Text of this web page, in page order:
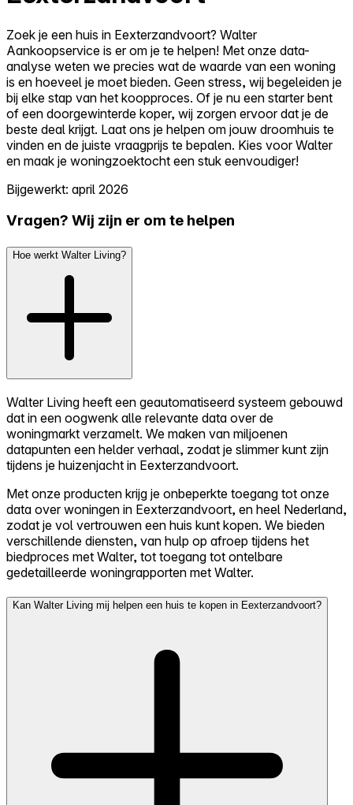
Zoek je een huis in Eexterzandvoort? Walter
Aankoopservice is er om je te helpen! Met onze data-
analyse weten we precies wat de waarde van een woning
is en hoeveel je moet bieden. Geen stress, wij begeleiden je
bij elke stap van het koopproces. Of je nu een starter bent
of een doorgewinterde koper, wij zorgen ervoor dat je de
beste deal krijgt. Laat ons je helpen om jouw droomhuis te
vinden en de juiste vraagprijs te bepalen. Kies voor Walter
en maak je woningzoektocht een stuk eenvoudiger!
Bijgewerkt: april 2026
Vragen? Wij zijn er om te helpen
Hoe werkt Walter Living?
Walter Living heeft een geautomatiseerd systeem gebouwd
dat in een oogwenk alle relevante data over de
woningmarkt verzamelt. We maken van miljoenen
datapunten een helder verhaal, zodat je slimmer kunt zijn
tijdens je huizenjacht in Eexterzandvoort.
Met onze producten krijg je onbeperkte toegang tot onze
data over woningen in Eexterzandvoort, en heel Nederland,
zodat je vol vertrouwen een huis kunt kopen. We bieden
verschillende diensten, van hulp op afroep tijdens het
biedproces met Walter, tot toegang tot ontelbare
gedetailleerde woningrapporten met Walter.
Kan Walter Living mij helpen een huis te kopen in Eexterzandvoort?